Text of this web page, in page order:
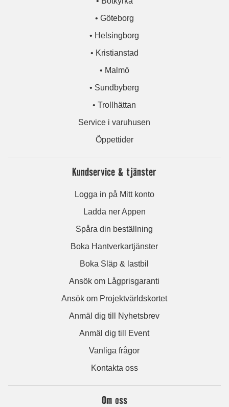
• Göteborg
• Helsingborg
• Kristianstad
• Malmö
• Sundbyberg
• Trollhättan
Service i varuhusen
Öppettider
Kundservice & tjänster
Logga in på Mitt konto
Ladda ner Appen
Spåra din beställning
Boka Hantverkartjänster
Boka Släp & lastbil
Ansök om Lågprisgaranti
Ansök om Projektvärldskortet
Anmäl dig till Nyhetsbrev
Anmäl dig till Event
Vanliga frågor
Kontakta oss
Om oss